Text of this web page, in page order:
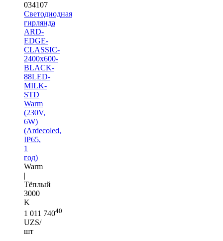
034107
Светодиодная
гирлянда
ARD-
EDGE-
CLASSIC-
2400x600-
BLACK-
88LED-
MILK-
STD
Warm
(230V,
6W)
(Ardecoled,
IP65,
1
год)
Warm
|
Тёплый
3000
K
1 011 74040
UZS/
шт